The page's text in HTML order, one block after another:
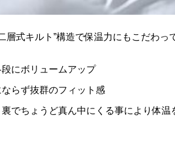
層式キルト”構造で保温力にもこだわ
にボリュームアップ
らず抜群のフィット感
でちょうど真ん中にくる事により体温